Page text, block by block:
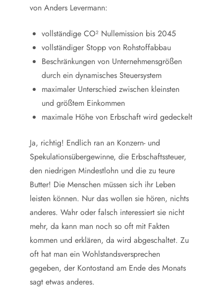
von Anders Levermann:
vollständige CO² Nullemission bis 2045
vollständiger Stopp von Rohstoffabbau
Beschränkungen von Unternehmensgrößen
durch ein dynamisches Steuersystem
maximaler Unterschied zwischen kleinsten
und größtem Einkommen
maximale Höhe von Erbschaft wird gedeckelt
Ja, richtig! Endlich ran an Konzern- und
Spekulationsübergewinne, die Erbschaftssteuer,
den niedrigen Mindestlohn und die zu teure
Butter! Die Menschen müssen sich ihr Leben
leisten können. Nur das wollen sie hören, nichts
anderes. Wahr oder falsch interessiert sie nicht
mehr, da kann man noch so oft mit Fakten
kommen und erklären, da wird abgeschaltet. Zu
oft hat man ein Wohlstandsversprechen
gegeben, der Kontostand am Ende des Monats
sagt etwas anderes.